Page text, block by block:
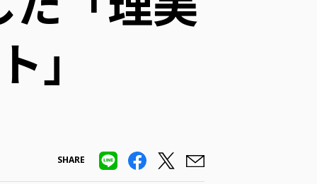
」
SHARE